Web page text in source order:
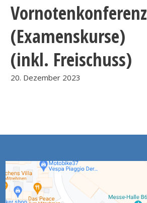
Vornotenkonferenz
(Examenskurse)
(inkl. Freischuss)
20. Dezember 2023